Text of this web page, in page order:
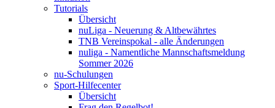
Tutorials
Übersicht
nuLiga - Neuerung & Altbewährtes
TNB Vereinspokal - alle Änderungen
nuliga - Namentliche Mannschaftsmeldung
Sommer 2026
nu-Schulungen
Sport-Hilfecenter
Übersicht